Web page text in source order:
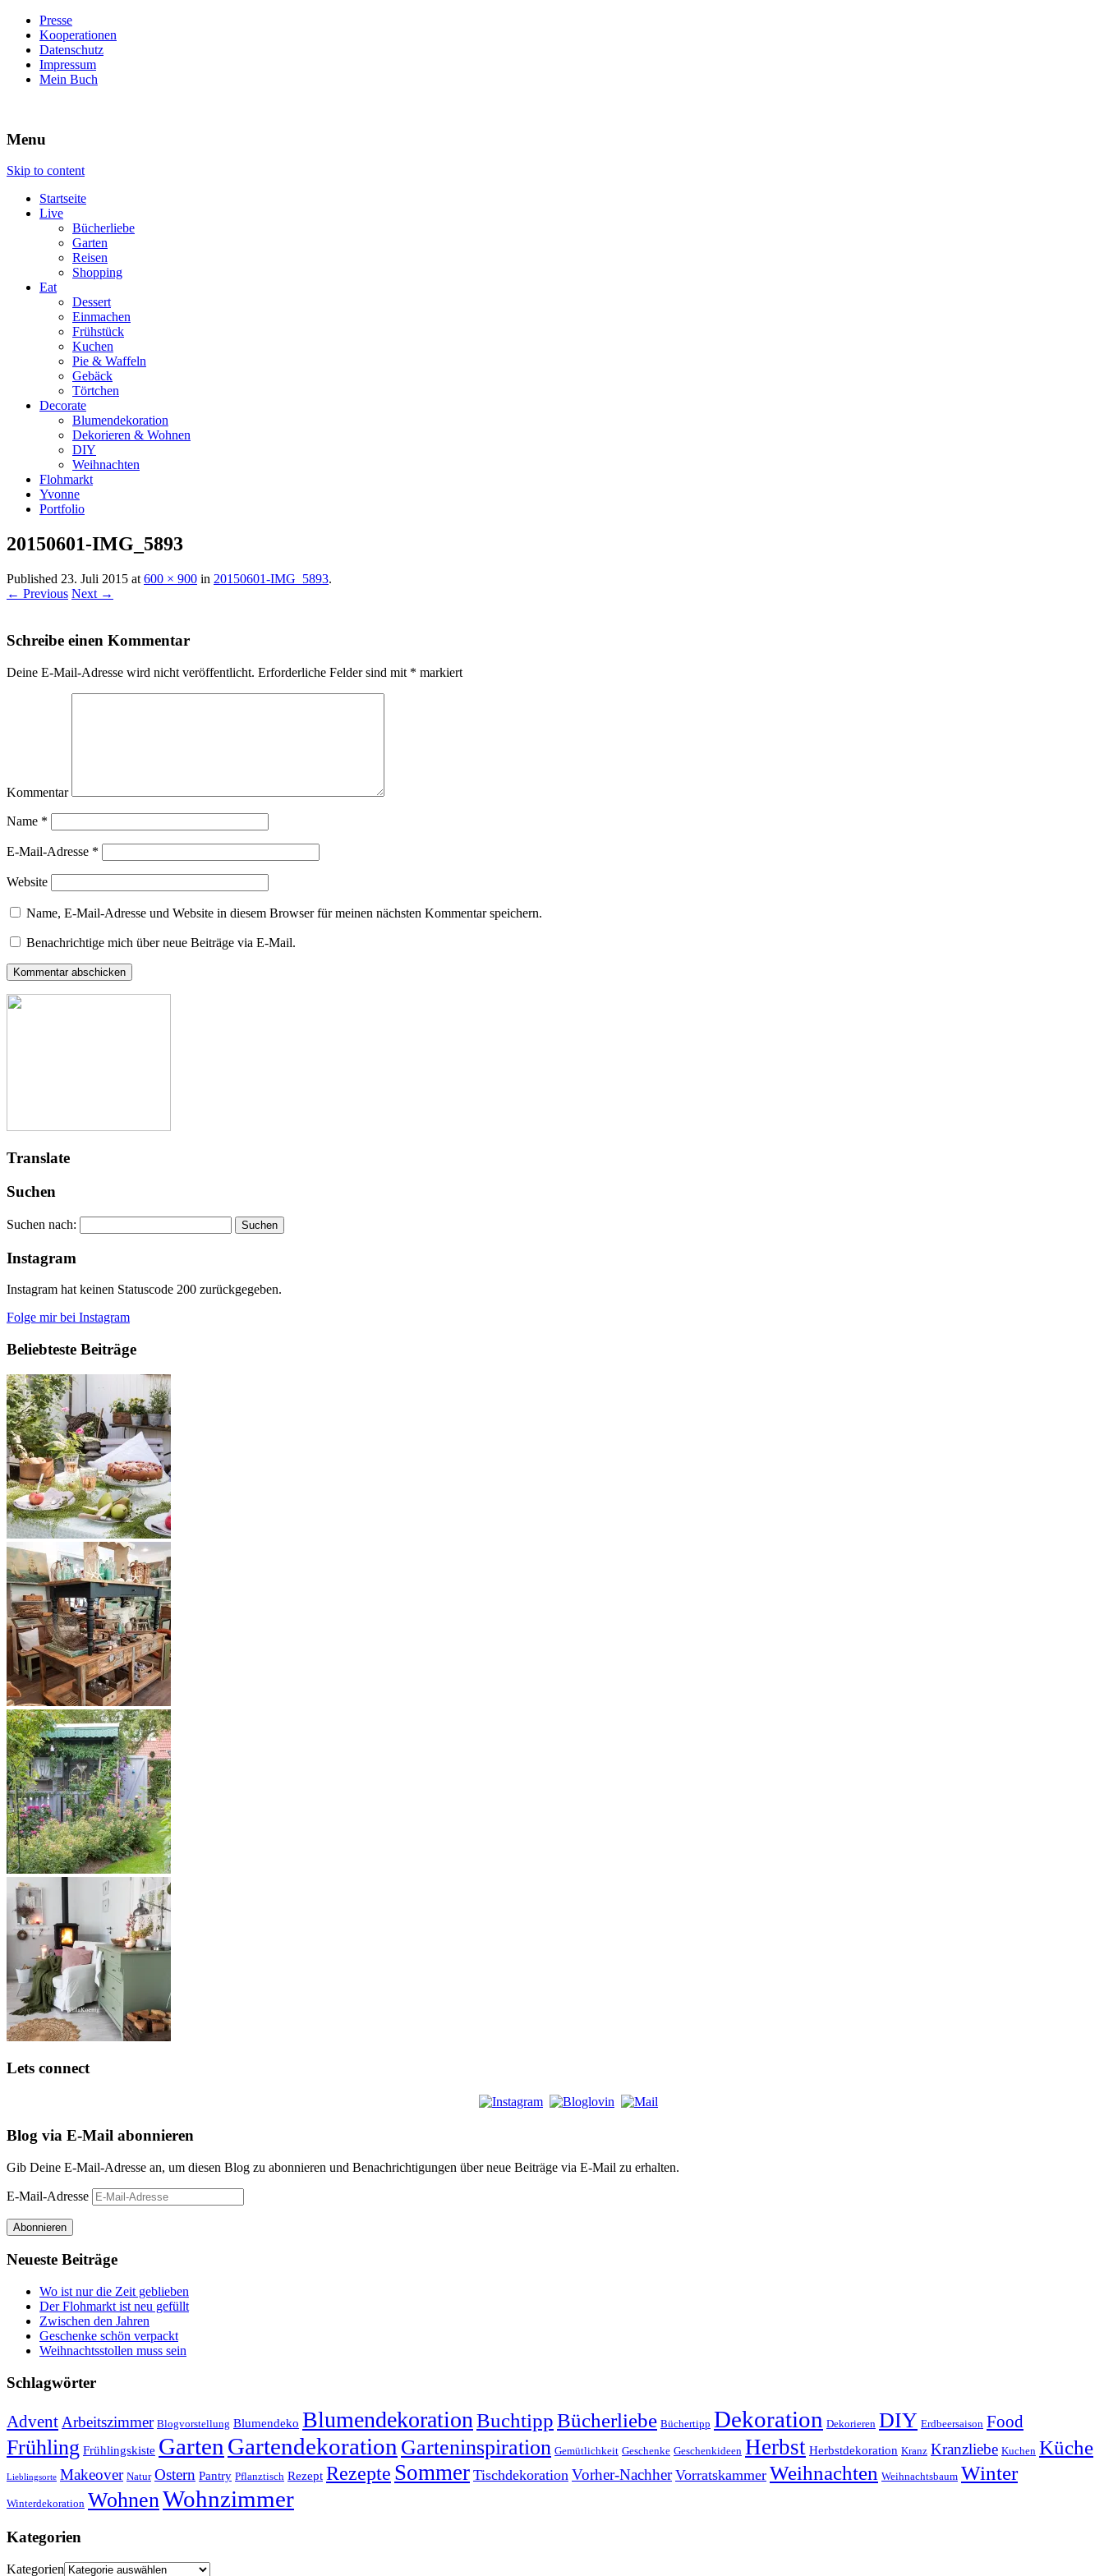
Presse
Kooperationen
Datenschutz
Impressum
Mein Buch
Villa König
Menu
Skip to content
Startseite
Live
Bücherliebe
Garten
Reisen
Shopping
Eat
Dessert
Einmachen
Frühstück
Kuchen
Pie & Waffeln
Gebäck
Törtchen
Decorate
Blumendekoration
Dekorieren & Wohnen
DIY
Weihnachten
Flohmarkt
Yvonne
Portfolio
20150601-IMG_5893
Published 23. Juli 2015 at 600 × 900 in 20150601-IMG_5893.
← Previous Next →
Schreibe einen Kommentar
Deine E-Mail-Adresse wird nicht veröffentlicht. Erforderliche Felder sind mit * markiert
Kommentar
Name *
E-Mail-Adresse *
Website
Name, E-Mail-Adresse und Website in diesem Browser für meinen nächsten Kommentar speichern.
Benachrichtige mich über neue Beiträge via E-Mail.
Translate
Suchen
Suchen nach:
Instagram
Instagram hat keinen Statuscode 200 zurückgegeben.
Folge mir bei Instagram
Beliebteste Beiträge
Lets connect
Blog via E-Mail abonnieren
Gib Deine E-Mail-Adresse an, um diesen Blog zu abonnieren und Benachrichtigungen über neue Beiträge via E-Mail zu erhalten.
E-Mail-Adresse
Abonnieren
Neueste Beiträge
Wo ist nur die Zeit geblieben
Der Flohmarkt ist neu gefüllt
Zwischen den Jahren
Geschenke schön verpackt
Weihnachtsstollen muss sein
Schlagwörter
AdventArbeitszimmer Blogvorstellung Blumendeko BlumendekorationBuchtippBücherliebe Büchertipp Dekoration Dekorieren DIY Erdbeersaison Food
Frühling Frühlingskiste GartenGartendekoration Garteninspiration Gemütlichkeit Geschenke Geschenkideen Herbst Herbstdekoration Kranz Kranzliebe Kuchen Küche
Lieblingsorte Makeover Natur Ostern Pantry Pflanztisch Rezept Rezepte Sommer Tischdekoration Vorher-Nachher Vorratskammer Weihnachten Weihnachtsbaum Winter
Winterdekoration WohnenWohnzimmer
Kategorien
Kategorien